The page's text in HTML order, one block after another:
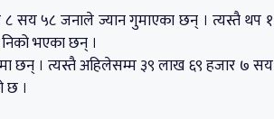
८ सय ५८ जनाले ज्यान गुमाएका छन् । त्यस्तै थप १
भएका छन् ।
छन् । त्यस्तै अहिलेसम्म ३९ लाख ६९ हजार ७ सय
छ ।